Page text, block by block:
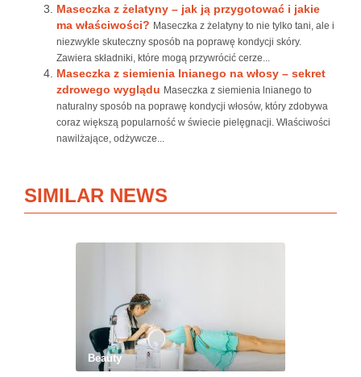
Maseczka z żelatyny – jak ją przygotować i jakie
ma właściwości? Maseczka z żelatyny to nie tylko tani, ale i
niezwykle skuteczny sposób na poprawę kondycji skóry.
Zawiera składniki, które mogą przywrócić cerze...
Maseczka z siemienia lnianego na włosy – sekret
zdrowego wyglądu Maseczka z siemienia lnianego to
naturalny sposób na poprawę kondycji włosów, który zdobywa
coraz większą popularność w świecie pielęgnacji. Właściwości
nawilżające, odżywcze...
SIMILAR NEWS
Beauty